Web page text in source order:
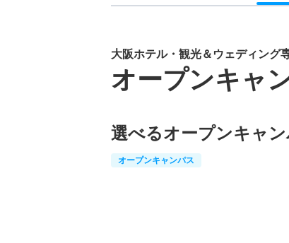
大阪ホテル・観光＆ウェディング
オープンキャ
選べるオープンキャン
オープンキャンパス